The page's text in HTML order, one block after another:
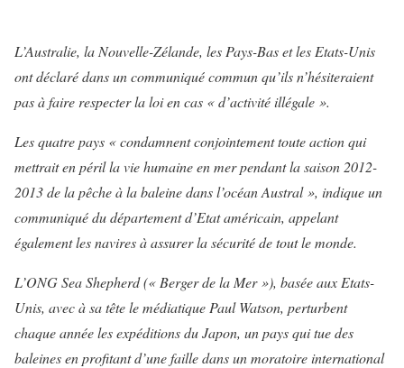
L’Australie, la Nouvelle-Zélande, les Pays-Bas et les Etats-Unis
ont déclaré dans un communiqué commun qu’ils n’hésiteraient
pas à faire respecter la loi en cas « d’activité illégale ».
Les quatre pays « condamnent conjointement toute action qui
mettrait en péril la vie humaine en mer pendant la saison 2012-
2013 de la pêche à la baleine dans l’océan Austral », indique un
communiqué du département d’Etat américain, appelant
également les navires à assurer la sécurité de tout le monde.
L’ONG Sea Shepherd (« Berger de la Mer »), basée aux Etats-
Unis, avec à sa tête le médiatique Paul Watson, perturbent
chaque année les expéditions du Japon, un pays qui tue des
baleines en profitant d’une faille dans un moratoire international